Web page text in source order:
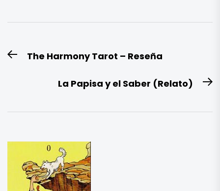
Navegación
de
entradas
EntradaThe Harmony Tarot – Reseña
La Papisa y el Saber (Relato)